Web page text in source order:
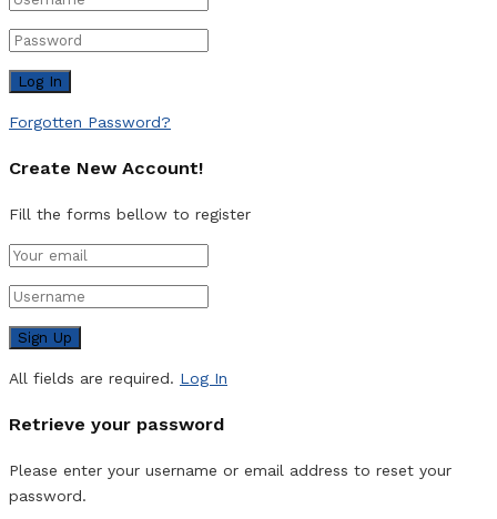
Forgotten Password?
Create New Account!
Fill the forms bellow to register
All fields are required. Log In
Retrieve your password
Please enter your username or email address to reset your
password.